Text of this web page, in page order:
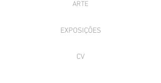
ARTE
EXPOSIÇÕES
CV